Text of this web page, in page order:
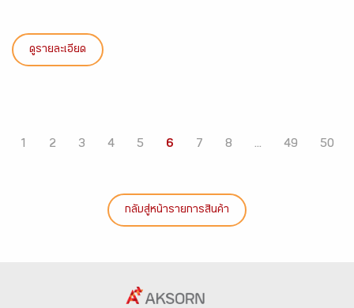
ดูรายละเอียด
1 2 3 4 5 6 7 8 ... 49 50
กลับสู่หน้ารายการสินค้า